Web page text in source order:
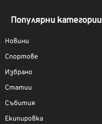
Популярни категории
Новини
Спортове
Избрано
Статии
Събития
Екипировка